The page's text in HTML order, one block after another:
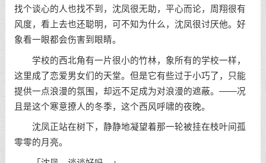
找个谈心的人也找不到，沈凤很无助，平心而论，周翔很有
风度，看上去也还聪明，可不知为什么，沈凤很讨厌他。好
象看一眼都会伤害到眼睛。
学校的西北角有一片很小的竹林，象所有的学校一样，
这里成了恋爱男女们的天堂。但是它有些过于小巧了，只能
提供一点浪漫的氛围，却远不足成为对浪漫的遮蔽。——况
且是这个寒意撩人的冬季，这个西风呼啸的夜晚。
沈凤正站在树下，静静地凝望着那一轮被挂在枝叶间孤
零零的月亮。